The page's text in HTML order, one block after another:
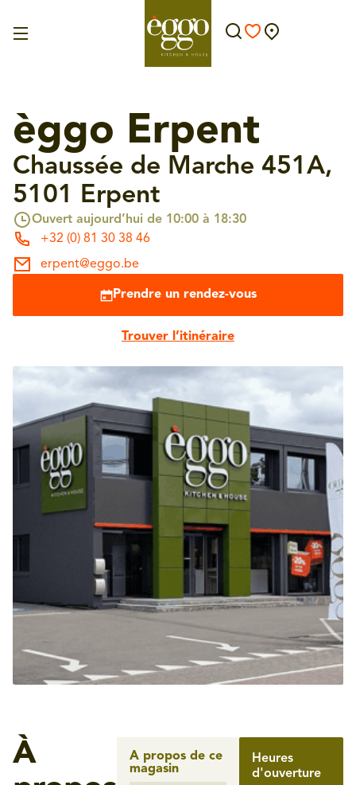
èggo Erpent
Chaussée de Marche 451A,
5101 Erpent
Ouvert aujourd’hui de 10:00 à 18:30
+32 (0) 81 30 38 46
erpent@eggo.be
Prendre un rendez-vous
Trouver l’itinéraire
À
A propos de ce
magasin
Heures
d'ouverture